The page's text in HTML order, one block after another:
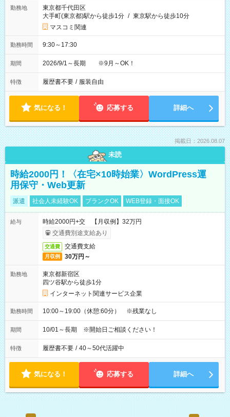
勤務地
東京都千代田区
大手町(東京都)駅から徒歩1分 / 東京駅から徒歩10分
マスコミ関連
勤務時間 9:30～17:30
期間 2026/9/1～長期 ※9月～OK！
特徴 履歴書不要 / 服装自由
気になる！ 応募する 詳細へ
掲載日：2026.08.07
未読
時給2000円！〈在宅×10時始業〉WordPress運
用保守・Web更新
派遣 社会人未経験OK ブランクOK WEB登録・面接OK
給与
時給2000円+交 【月収例】32万円
交通費別途支給あり
交通費 交通費支給
月収例 30万円～
勤務地
東京都新宿区
四ツ谷駅から徒歩1分
インターネット関連サービス企業
勤務時間 10:00～19:00（休憩:60分） ※残業なし
期間 10/01～長期 ※開始日ご相談ください！
特徴 履歴書不要 / 40～50代活躍中
気になる！ 応募する 詳細へ